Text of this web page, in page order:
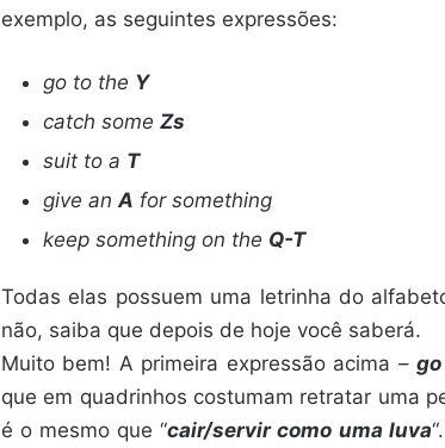
exemplo, as seguintes expressões:
go to the Y
catch some Zs
suit to a T
give anA for something
keep something on the Q-T
Todas elas possuem uma letrinha do
não, saiba que depois de hoje você saberá.
Muito bem! A primeira expressão acima –
que em quadrinhos costumam retratar uma
é o mesmo que “cair/servir como uma luva